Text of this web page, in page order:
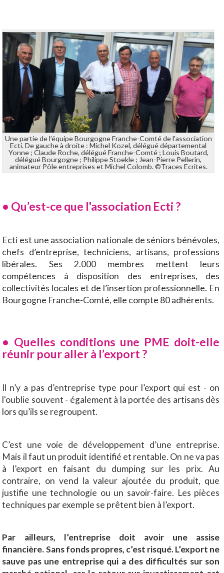
Une partie de l’équipe Bourgogne Franche-Comté de l'association
Ecti. De gauche à droite : Michel Kozel, délégué départemental
Yonne ; Claude Roche, délégué Franche-Comté ; Louis Boutard,
délégué Bourgogne ; Philippe Stoekle ; Jean-Pierre Pellerin,
animateur Pôle entreprises et Michel Colomb. ©Traces Ecrites.
• Qu’est-ce que l'association Ecti ?
Ecti est une association nationale de séniors bénévoles,
chefs d’entreprise, techniciens, artisans, professions
libérales. Ses 2.000 membres mettent leurs
compétences à disposition des entreprises, des
collectivités locales et de l’insertion professionnelle. En
Bourgogne Franche-Comté, elle compte 80 adhérents.
• Quelles conditions une PME doit-elle
réunir pour aller à l’export ?
Il n’y a pas d’entreprise type pour l’export qui est - on
l'oublie souvent - également à la portée des artisans dès
lors qu’ils se regroupent.
C’est une voie de développement d’une entreprise.
Mais il faut un produit identifié et rentable. On ne va pas
à l’export en faisant du dumping sur les prix. Au
contraire, on vend la valeur ajoutée du produit, que
justifie une technologie ou un savoir-faire. Les pièces
techniques par exemple se prêtent bien à l’export.
Par ailleurs, l’entreprise doit avoir une assise
financière. Sans fonds propres, c’est risqué. L’export ne
sauve pas une entreprise qui a des difficultés sur son